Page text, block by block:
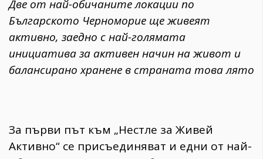
Две от най-обичаните локации по
Българското Черноморие ще живеят
активно, заедно с най-голямата
инициатива за активен начин на живот и
балансирано хранене в страната това лято
За първи път към „Нестле за Живей
Активно“ се присъединяват и едни от най-